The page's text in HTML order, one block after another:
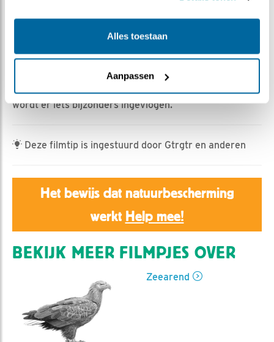
Alles toestaan
Aanpassen
ik leuk| Bewaar dit filmpje|
263x
Ruim 150 prooidieren zijn er al op het nest gebracht
sinds het eerste haasje op 3 maart. De laatste drie
Er staat veel van hetzelfde op het menu: gans. Soms
wordt er iets bijzonders ingevlogen.
Deze filmtip is ingestuurd door Gtrgtr en anderen
Het bewijs dat natuurbescherming
werkt Help mee!
BEKIJK MEER FILMPJES OVER
Zeearend